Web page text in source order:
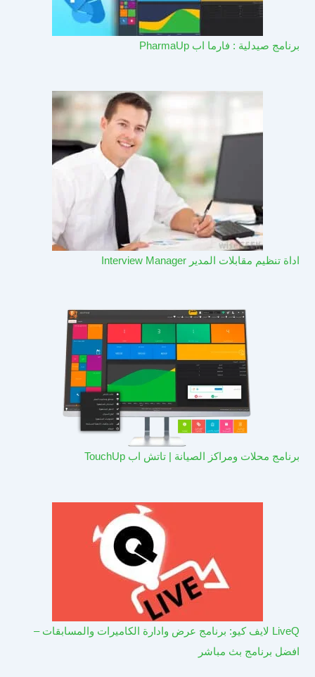
برنامج صيدلية : فارما اب PharmaUp​
اداة تنظيم مقابلات المدير Interview Manager
برنامج محلات ومراكز الصيانة | تاتش اب TouchUp
LiveQ لايف كيو: برنامج عرض وادارة الكاميرات والمسابقات –
افضل برنامج بث مباشر